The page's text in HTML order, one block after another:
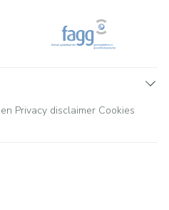
Privacy disclaimer Cookies